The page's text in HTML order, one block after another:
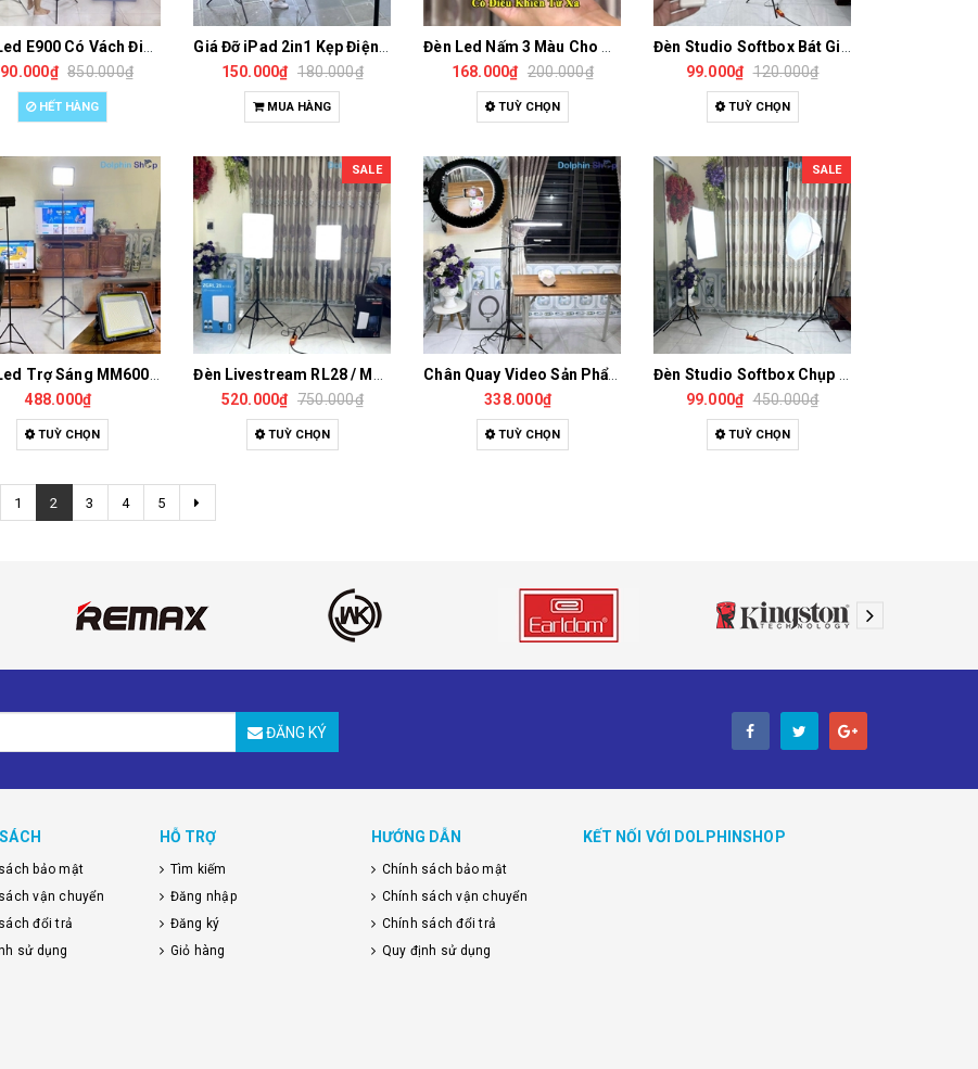
850.000₫
HẾT HÀNG
150.000₫ 180.000₫
MUA HÀNG
168.000₫ 200.000₫
TUỲ CHỌN
99.000₫ 120.000₫
TUỲ CHỌN
488.000₫
TUỲ CHỌN
SALE
520.000₫ 750.000₫
TUỲ CHỌN
Chân Quay Video Sản Phẩm, Livestream, Chụp Ảnh Sản Phẩm, Quay Mọi Góc Chắc Chắn
338.000₫
TUỲ CHỌN
SALE
99.000₫ 450.000₫
TUỲ CHỌN
1 2 3 4 5
ĐĂNG KÝ
bảo mật
vận chuyển
đổi trả
sử dụng
HỖ TRỢ
Tìm kiếm
Đăng nhập
Đăng ký
Giỏ hàng
HƯỚNG DẪN
Chính sách bảo mật
Chính sách vận chuyển
Chính sách đổi trả
Quy định sử dụng
KẾT NỐI VỚI DOLPHINSHOP